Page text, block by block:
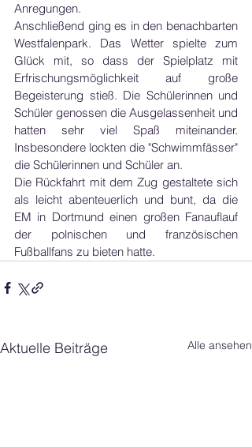
Anregungen.
Anschließend ging es in den benachbarten
Westfalenpark. Das Wetter spielte zum
Glück mit, so dass der Spielplatz mit
Erfrischungsmöglichkeit auf große
Begeisterung stieß. Die Schülerinnen und
Schüler genossen die Ausgelassenheit und
hatten sehr viel Spaß miteinander.
Insbesondere lockten die "Schwimmfässer"
die Schülerinnen und Schüler an.
Die Rückfahrt mit dem Zug gestaltete sich
als leicht abenteuerlich und bunt, da die
EM in Dortmund einen großen Fanauflauf
der polnischen und französischen
Fußballfans zu bieten hatte.
Aktuelle Beiträge Alle ansehen